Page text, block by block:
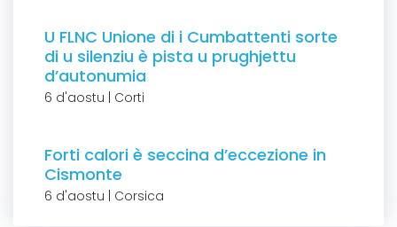
U FLNC Unione di i Cumbattenti sorte
di u silenziu è pista u prughjettu
d’autonumia
6 d'aostu | Corti
Forti calori è seccina d’eccezione in
Cismonte
6 d'aostu | Corsica